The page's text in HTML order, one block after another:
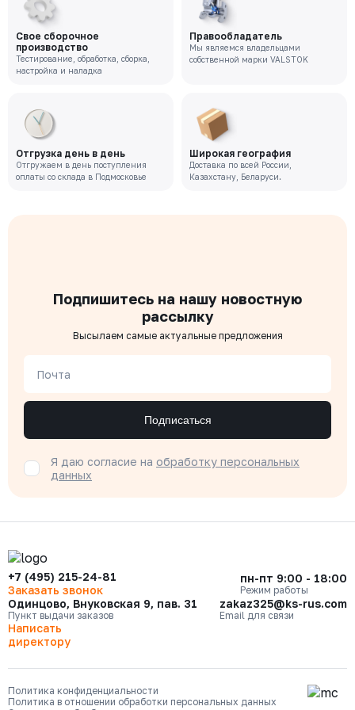
Цена с НДС
147 457 ₽
VRT-221-02-0050-PN10-M
Цена с НДС
111 905 ₽
Свое сборочное
производство
Тестирование, обработка, сборка,
настройка и наладка
Правообладатель
Мы являемся владельцами
собственной марки VALSTOK
Отгрузка день в день
Отгружаем в день поступления
оплаты со склада в Подмосковье
Широкая география
Доставка по всей России,
Казахстану, Беларуси.
Подпишитесь на нашу новостную
рассылку
Высылаем самые актуальные предложения
Почта
Подписаться
Я даю согласие на обработку персональных
данных
+7 (495) 215-24-81
Заказать звонок
пн-пт 9:00 - 18:00
Режим работы
Одинцово, Внуковская 9, пав. 31
Пункт выдачи заказов
zakaz325@ks-rus.com
Email для связи
Написать
директору
Политика конфиденциальности
Политика в отношении обработки персональных данных